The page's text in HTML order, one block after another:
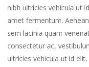
nibh ultricies vehicula ut
amet fermentum.
sem lacinia quam
consectetur ac,
ultricies vehicula ut id elit.